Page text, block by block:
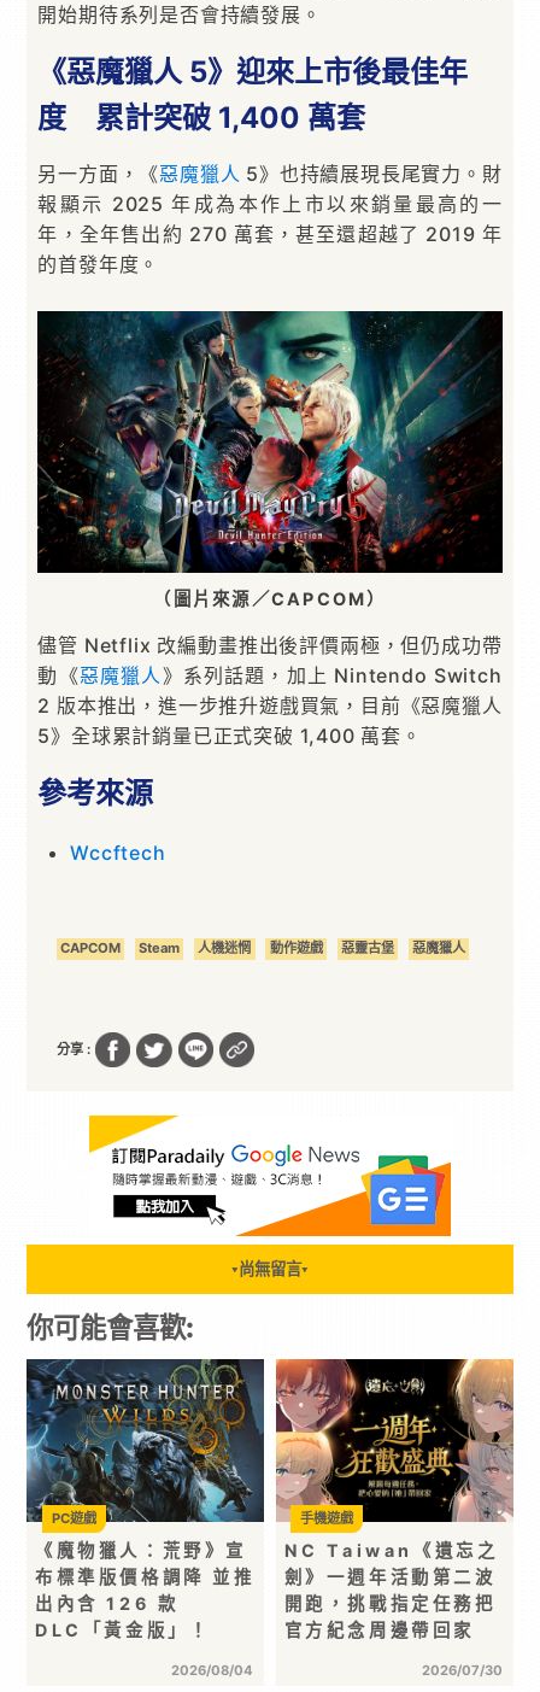
開始期待系列是否會持續發展。
《惡魔獵人 5》迎來上市後最佳年
度 累計突破 1,400 萬套
另一方面，《惡魔獵人 5》也持續展現長尾實力。財
報顯示 2025 年成為本作上市以來銷量最高的一
年，全年售出約 270 萬套，甚至還超越了 2019 年
的首發年度。
（圖片來源／CAPCOM）
儘管 Netflix 改編動畫推出後評價兩極，但仍成功帶
動《惡魔獵人》系列話題，加上 Nintendo Switch
2 版本推出，進一步推升遊戲買氣，目前《惡魔獵人
5》全球累計銷量已正式突破 1,400 萬套。
參考來源
Wccftech
CAPCOM Steam 人機迷惘 動作遊戲 惡靈古堡 惡魔獵人
分享 :
▼ 尚無留言▼
你可能會喜歡:
《魔物獵人：荒野》宣
布標準版價格調降 並推
出內含 126 款
DLC「黃金版」！
2026/08/04
PC遊戲
NC Taiwan《遺忘之
劍》一週年活動第二波
開跑，挑戰指定任務把
官方紀念周邊帶回家
2026/07/30
手機遊戲